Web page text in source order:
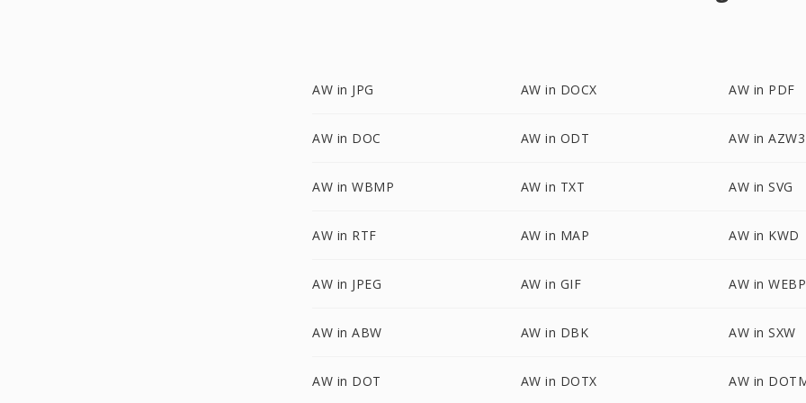
AW in JPG AW in DOCX AW in PDF
AW in DOC AW in ODT AW in AZW3
AW in WBMP AW in TXT AW in SVG
AW in RTF AW in MAP AW in KWD
AW in JPEG AW in GIF AW in WEBP
AW in ABW AW in DBK AW in SXW
AW in DOT AW in DOTX AW in